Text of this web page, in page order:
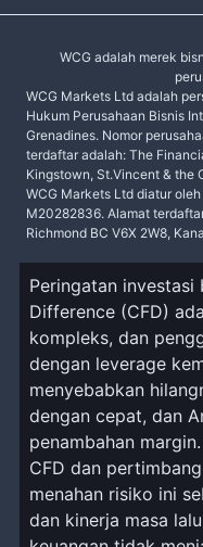
WCG adalah merek
WCG Markets Ltd adalah
Hukum Perusahaan Bisnis
Grenadines. Nomor
terdaftar adalah: The
Kingstown, St.Vincent & the
WCG Markets Ltd diatur
M20282836. Alamat
Richmond BC V6X 2W8,
Peringatan
Difference (CFD)
kompleks, dan
dengan leverage
menyebabkan
dengan cepat, dan
penambahan
CFD dan
menahan risiko ini
dan kinerja masa